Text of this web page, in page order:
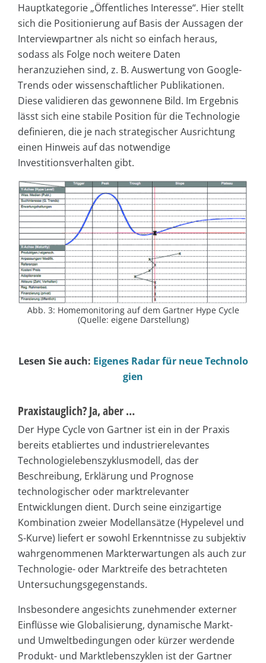
Hauptkategorie „Öffentliches Interesse“. Hier stellt
sich die Positionierung auf Basis der Aussagen der
Interviewpartner als nicht so einfach heraus,
sodass als Folge noch weitere Daten
heranzuziehen sind, z. B. Auswertung von Google-
Trends oder wissenschaftlicher Publikationen.
Diese validieren das gewonnene Bild. Im Ergebnis
lässt sich eine stabile Position für die Technologie
definieren, die je nach strategischer Ausrichtung
einen Hinweis auf das notwendige
Investitionsverhalten gibt.
Abb. 3: Homemonitoring auf dem Gartner Hype Cycle
(Quelle: eigene Darstellung)
Lesen Sie auch: Eigenes Radar für neue Technolo
gien
Praxistauglich? Ja, aber …
Der Hype Cycle von Gartner ist ein in der Praxis
bereits etabliertes und industrierelevantes
Technologielebenszyklusmodell, das der
Beschreibung, Erklärung und Prognose
technologischer oder marktrelevanter
Entwicklungen dient. Durch seine einzigartige
Kombination zweier Modellansätze (Hypelevel und
S-Kurve) liefert er sowohl Erkenntnisse zu subjektiv
wahrgenommenen Markterwartungen als auch zur
Technologie- oder Marktreife des betrachteten
Untersuchungsgegenstands.
Insbesondere angesichts zunehmender externer
Einflüsse wie Globalisierung, dynamische Markt-
und Umweltbedingungen oder kürzer werdende
Produkt- und Marktlebenszyklen ist der Gartner